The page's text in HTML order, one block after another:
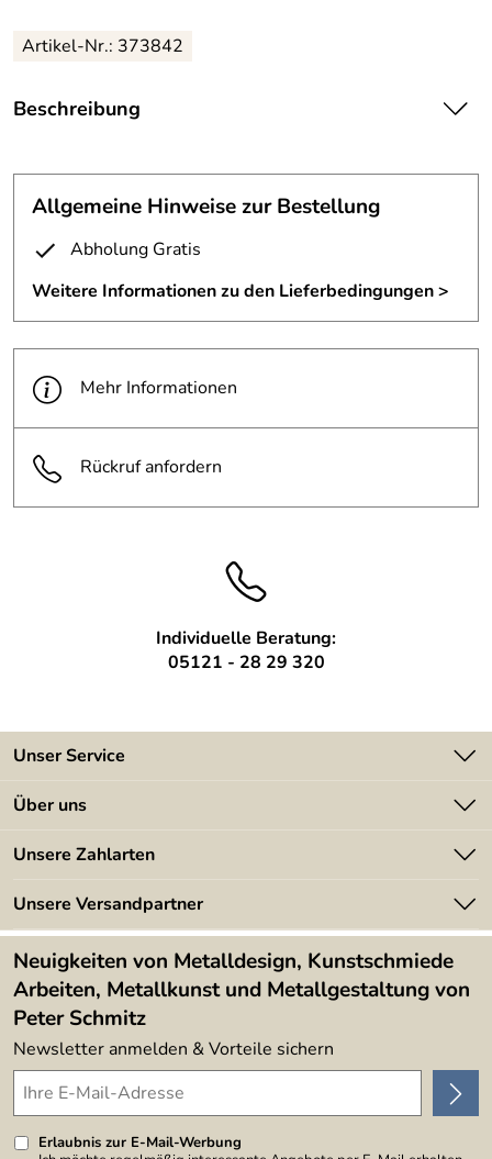
Artikel-Nr.: 373842
Beschreibung
gekommen und sollte warwersetzt werden.
Es muss nicht gleich immer alles abgerissen werden.
und die Stützen nutzen.
Es sind nur geinge Änderungenan der vorhandenen
Struktur nötig.
Hier unser Entwurf für ein zeitgemäßes, freundliches
Allgemeine Hinweise zur Bestellung
Abholung Gratis
Weitere Informationen zu den Lieferbedingungen >
Mehr Informationen
Rückruf anfordern
Individuelle Beratung:
05121 - 28 29 320
Unser Service
Kontakt
Kundeninformationen
Newsletter
Lieferbedingungen
Über uns
Angebote
Kundenbewertungen (394)
4,9/5
Unsere Zahlarten
Unsere Versandpartner
Neuigkeiten von Metalldesign, Kunstschmiede
Arbeiten, Metallkunst und Metallgestaltung von
Peter Schmitz
Newsletter anmelden & Vorteile sichern
Erlaubnis zur E-Mail-Werbung